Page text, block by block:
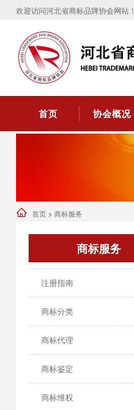
欢迎访问河北省商标品牌协会网站！
首页 协会概况
首页 > 商标服务
商标服务
注册指南
商标分类
商标代理
商标鉴定
商标维权